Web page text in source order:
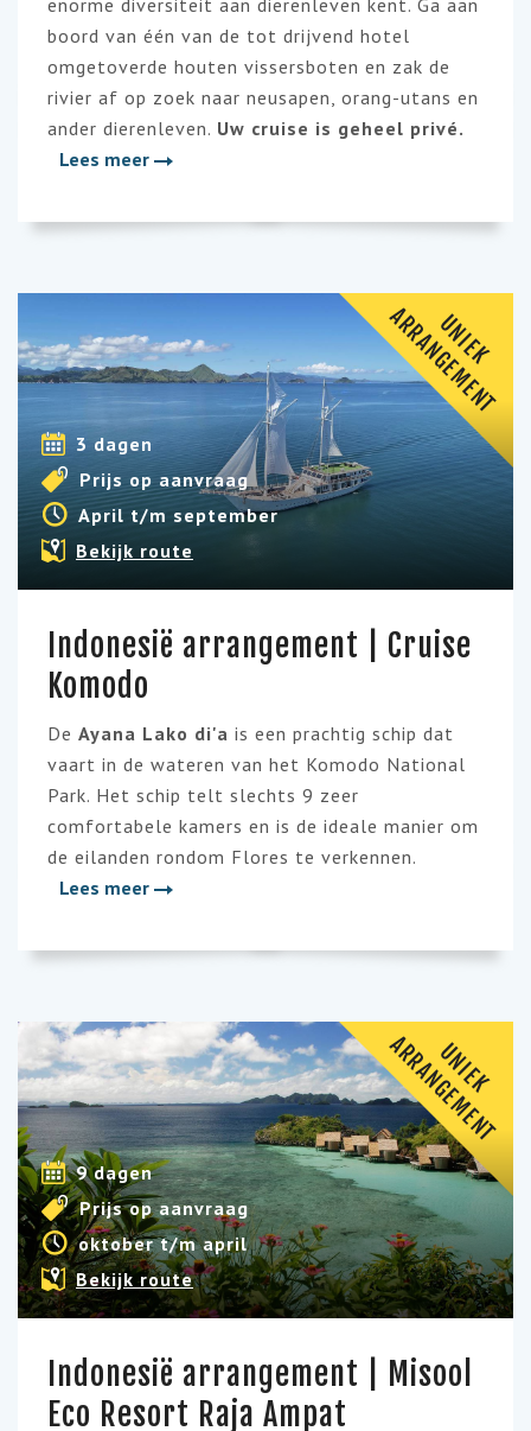
enorme diversiteit aan dierenleven kent. Ga aan
boord van één van de tot drijvend hotel
omgetoverde houten vissersboten en zak de
rivier af op zoek naar neusapen, orang-utans en
ander dierenleven. Uw cruise is geheel privé.
Lees meer
U
N
I
E
K
A
R
R
A
N
G
E
M
E
N
T
3 dagen
Prijs op aanvraag
April t/m september
Bekijk route
Indonesië arrangement | Cruise
Komodo
De Ayana Lako di'a is een prachtig schip dat
vaart in de wateren van het Komodo National
Park. Het schip telt slechts 9 zeer
comfortabele kamers en is de ideale manier om
de eilanden rondom Flores te verkennen.
Lees meer
U
N
I
E
K
A
R
R
A
N
G
E
M
E
N
T
9 dagen
Prijs op aanvraag
oktober t/m april
Bekijk route
Indonesië arrangement | Misool
Eco Resort Raja Ampat